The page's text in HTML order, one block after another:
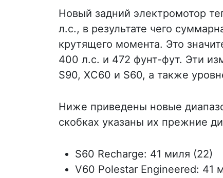
Новый задний электромотор
л.с., в результате чего
крутящего момента. Это
400 л.с. и 472 фунт-фут. Эти
S90, XC60 и S60, а также
Ниже приведены новые
скобках указаны их прежние
S60 Recharge: 41 миля (22)
V60 Polestar Engineered: 41